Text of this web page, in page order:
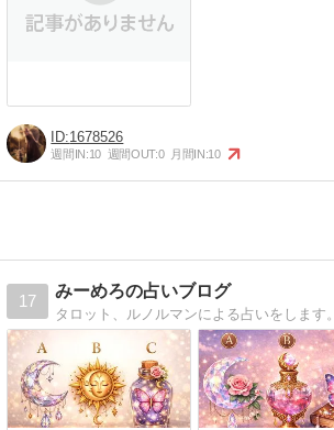
1678526
週間IN:10 週間OUT:0 月間IN:10
17
みーめろの占いブログ
タロット、ルノルマンによる占いをします。